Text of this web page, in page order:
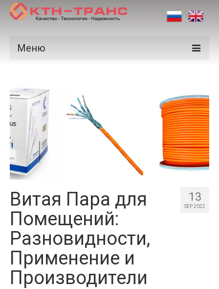
Меню
Производители
Рынки
Сертификаты
Новости
Контакты
13
SEP 2022
Витая Пара для
Помещений:
Разновидности,
Применение и
Производители